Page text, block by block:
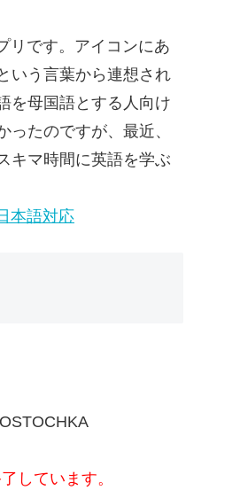
リです。アイコンにあ
いう言葉から連想され
を母国語とする人向け
たのですが、最近、
キマ時間に英語を学ぶ
本語対応
しています。